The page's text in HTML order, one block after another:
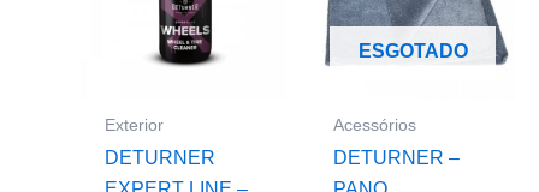
Exterior
DETURNER
ESGOTADO
Acessórios
DETURNER –